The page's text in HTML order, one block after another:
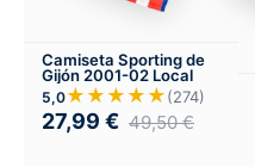
Camiseta Sporting de
Gijón 2001-02 Local
5,0★★★★★(274)
27,99 € 49,50€